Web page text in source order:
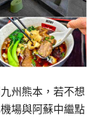
州熊本，若不想
場與阿蘇中繼點